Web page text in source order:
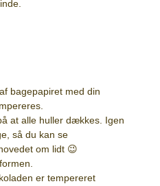
bagepapiret med din
at alle huller dækkes. Igen
så du kan se
om lidt 😉
er tempereret